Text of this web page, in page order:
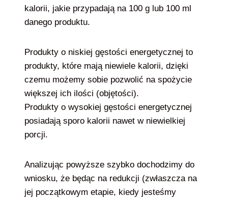
kalorii, jakie przypadają na 100 g lub 100 ml
danego produktu.
Produkty o niskiej gęstości energetycznej to
produkty, które mają niewiele kalorii, dzięki
czemu możemy sobie pozwolić na spożycie
większej ich ilości (objętości).
Produkty o wysokiej gęstości energetycznej
posiadają sporo kalorii nawet w niewielkiej
porcji.
Analizując powyższe szybko dochodzimy do
wniosku, że będąc na redukcji (zwłaszcza na
jej początkowym etapie, kiedy jesteśmy